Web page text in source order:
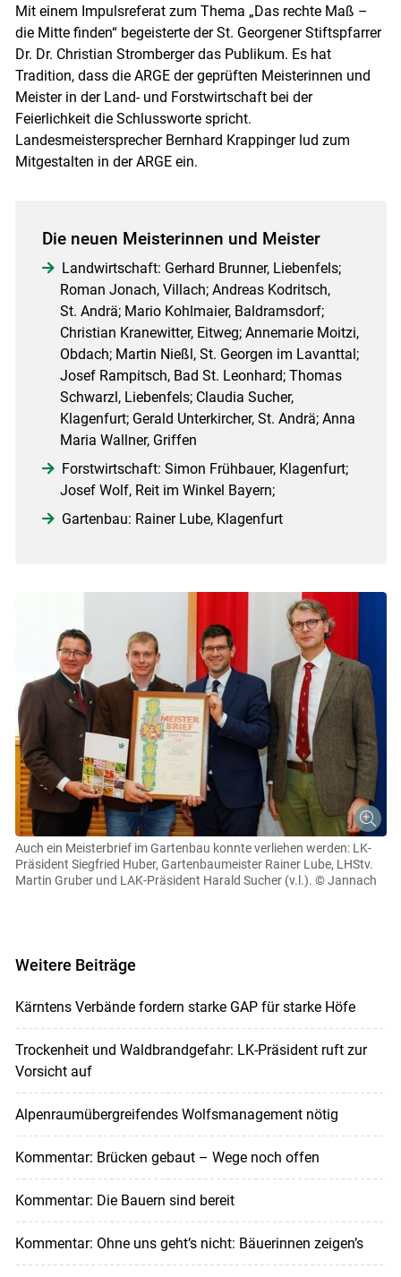
Mit einem Impulsreferat zum Thema „Das rechte Maß –
die Mitte finden“ begeisterte der St. Georgener Stiftspfarrer
Dr. Dr. Christian Stromberger das Publikum. Es hat
Tradition, dass die ARGE der geprüften Meisterinnen und
Meister in der Land- und Forstwirtschaft bei der
Feierlichkeit die Schlussworte spricht.
Landesmeistersprecher Bernhard Krappinger lud zum
Mitgestalten in der ARGE ein.
Die neuen Meisterinnen und Meister
Landwirtschaft: Gerhard Brunner, Liebenfels;
Roman Jonach, Villach; Andreas Kodritsch,
St. Andrä; Mario Kohlmaier, Baldramsdorf;
Christian Kranewitter, Eitweg; Annemarie Moitzi,
Obdach; Martin Nießl, St. Georgen im Lavanttal;
Josef Rampitsch, Bad St. Leonhard; Thomas
Schwarzl, Liebenfels; Claudia Sucher,
Klagenfurt; Gerald Unterkircher, St. Andrä; Anna
Maria Wallner, Griffen
Forstwirtschaft: Simon Frühbauer, Klagenfurt;
Josef Wolf, Reit im Winkel Bayern;
Gartenbau: Rainer Lube, Klagenfurt
Auch ein Meisterbrief im Gartenbau konnte verliehen werden: LK-
Präsident Siegfried Huber, Gartenbaumeister Rainer Lube, LHStv.
Martin Gruber und LAK-Präsident Harald Sucher (v.l.). © Jannach
Weitere Beiträge
Kärntens Verbände fordern starke GAP für starke Höfe
Trockenheit und Waldbrandgefahr: LK-Präsident ruft zur
Vorsicht auf
Alpenraumübergreifendes Wolfsmanagement nötig
Kommentar: Brücken gebaut – Wege noch offen
Kommentar: Die Bauern sind bereit
Kommentar: Ohne uns geht’s nicht: Bäuerinnen zeigen’s